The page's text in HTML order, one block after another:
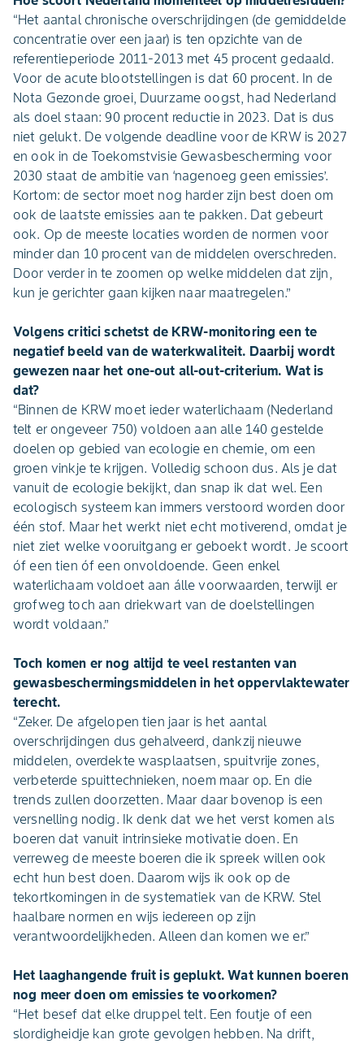
“Het aantal chronische overschrijdingen (de gemiddelde
concentratie over een jaar) is ten opzichte van de
referentieperiode 2011-2013 met 45 procent gedaald.
Voor de acute blootstellingen is dat 60 procent. In de
Nota Gezonde groei, Duurzame oogst, had Nederland
als doel staan: 90 procent reductie in 2023. Dat is dus
niet gelukt. De volgende deadline voor de KRW is 2027
en ook in de Toekomstvisie Gewasbescherming voor
2030 staat de ambitie van ‘nagenoeg geen emissies’.
Kortom: de sector moet nog harder zijn best doen om
ook de laatste emissies aan te pakken. Dat gebeurt
ook. Op de meeste locaties worden de normen voor
minder dan 10 procent van de middelen overschreden.
Door verder in te zoomen op welke middelen dat zijn,
kun je gerichter gaan kijken naar maatregelen.”
Volgens critici schetst de KRW-monitoring een te
negatief beeld van de waterkwaliteit. Daarbij wordt
gewezen naar het one-out all-out-criterium. Wat is
dat?
“Binnen de KRW moet ieder waterlichaam (Nederland
telt er ongeveer 750) voldoen aan alle 140 gestelde
doelen op gebied van ecologie en chemie, om een
groen vinkje te krijgen. Volledig schoon dus. Als je dat
vanuit de ecologie bekijkt, dan snap ik dat wel. Een
ecologisch systeem kan immers verstoord worden door
één stof. Maar het werkt niet echt motiverend, omdat je
niet ziet welke vooruitgang er geboekt wordt. Je scoort
óf een tien óf een onvoldoende. Geen enkel
waterlichaam voldoet aan álle voorwaarden, terwijl er
grofweg toch aan driekwart van de doelstellingen
wordt voldaan.”
Toch komen er nog altijd te veel restanten van
gewasbeschermingsmiddelen in het oppervlaktewater
terecht.
“Zeker. De afgelopen tien jaar is het aantal
overschrijdingen dus gehalveerd, dankzij nieuwe
middelen, overdekte wasplaatsen, spuitvrije zones,
verbeterde spuittechnieken, noem maar op. En die
trends zullen doorzetten. Maar daar bovenop is een
versnelling nodig. Ik denk dat we het verst komen als
boeren dat vanuit intrinsieke motivatie doen. En
verreweg de meeste boeren die ik spreek willen ook
echt hun best doen. Daarom wijs ik ook op de
tekortkomingen in de systematiek van de KRW. Stel
haalbare normen en wijs iedereen op zijn
verantwoordelijkheden. Alleen dan komen we er.”
Het laaghangende fruit is geplukt. Wat kunnen boeren
nog meer doen om emissies te voorkomen?
“Het besef dat elke druppel telt. Een foutje of een
slordigheidje kan grote gevolgen hebben. Na drift,